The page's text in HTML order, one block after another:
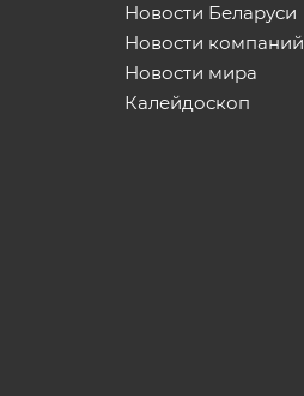
Новости Беларуси
Новости компаний
Новости мира
Калейдоскоп